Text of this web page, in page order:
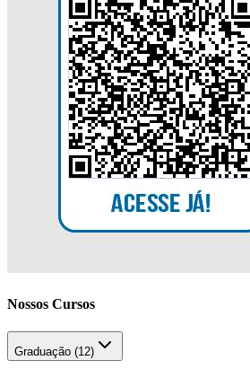
Nossos Cursos
Graduação (12)